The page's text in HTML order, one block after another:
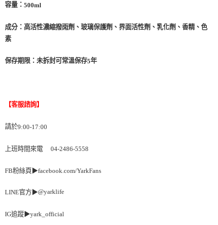
容量： 500ml
成分：高活性濃縮撥雨劑、玻璃保護劑、界面活性劑、乳化劑、香精、色
素
保存期限：未拆封可常溫保存5年
【客服諮詢】
請於9:00-17:00
上班時間來電 04-2486-5558
FB粉絲頁▶facebook.com/YarkFans
LINE官方 ▶@yarklife
IG追蹤 ▶yark_official